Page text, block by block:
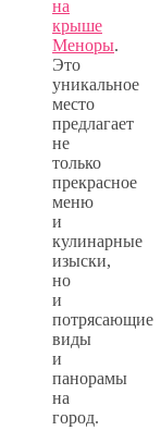
на
крыше
Меноры.
Это
уникальное
место
предлагает
не
только
прекрасное
меню
и
кулинарные
изыски,
но
и
потрясающие
виды
и
панорамы
на
город.